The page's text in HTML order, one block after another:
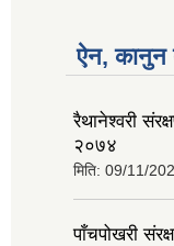
ऐन, कानुन
रैथानेश्वरी
२०७४
मिति: 09/11/
पाँचपोखरी